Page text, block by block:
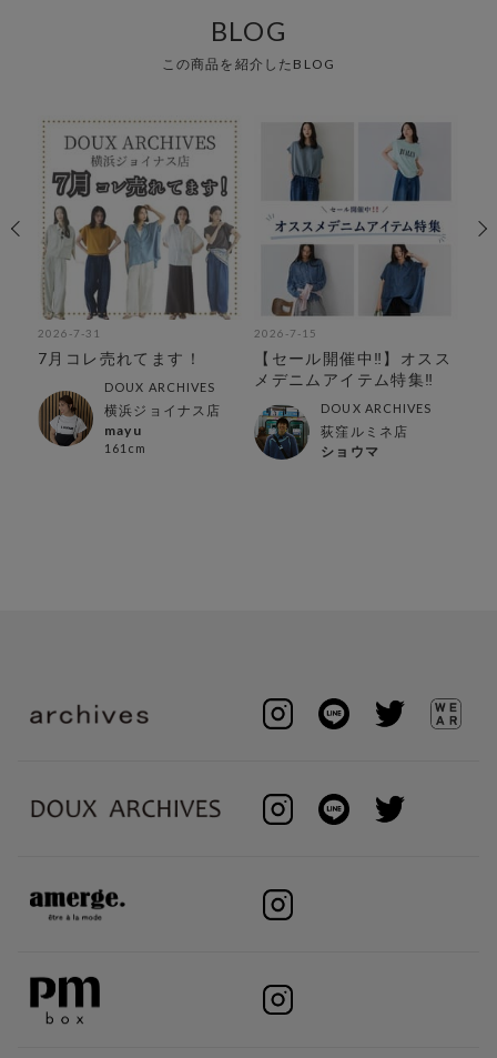
BLOG
この商品を紹介したBLOG
2026-7-31
7月コレ売れてます！
DOUX ARCHIVES
横浜ジョイナス店
mayu
161cm
2026-7-15
【セール開催中‼︎】オスス
メデニムアイテム特集‼︎
DOUX ARCHIVES
荻窪ルミネ店
ショウマ